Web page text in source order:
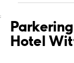
;
Hotel